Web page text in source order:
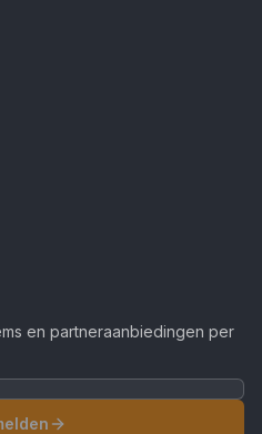
en partneraanbiedingen per